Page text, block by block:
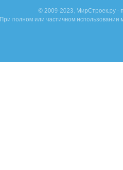
© 2009-2023, МирСтроек.ру -
При полном или частичном использовании